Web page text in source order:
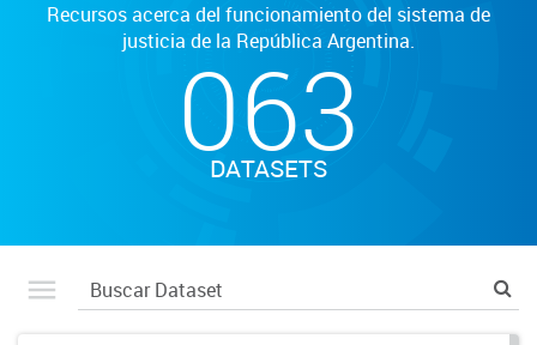
Recursos acerca del funcionamiento del sistema de
justicia de la República Argentina.
063
DATASETS